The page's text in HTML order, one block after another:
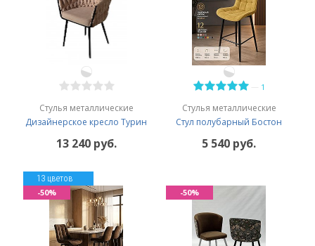
Стулья металлические
Дизайнерское кресло Турин
13 240 руб.
1
Стулья металлические
Стул полубарный Бостон
5 540 руб.
13 цветов
-50% -50%